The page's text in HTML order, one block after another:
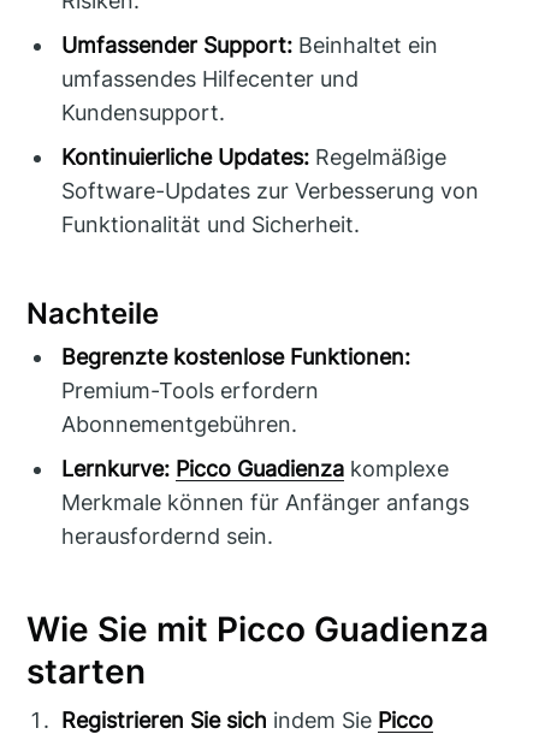
Umfassender Support: Beinhaltet ein
umfassendes Hilfecenter und
Kundensupport.
Kontinuierliche Updates: Regelmäßige
Software-Updates zur Verbesserung von
Funktionalität und Sicherheit.
Nachteile
Begrenzte kostenlose Funktionen:
Premium-Tools erfordern
Abonnementgebühren.
Lernkurve: Picco Guadienza komplexe
Merkmale können für Anfänger anfangs
herausfordernd sein.
Wie Sie mit Picco Guadienza
starten
Registrieren Sie sich indem Sie Picco